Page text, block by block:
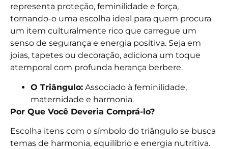
representa proteção, feminilidade e força,
tornando-o uma escolha ideal para quem procura
um item culturalmente rico que carregue um
senso de segurança e energia positiva. Seja em
joias, tapetes ou decoração, adiciona um toque
atemporal com profunda herança berbere.
O Triângulo: Associado à feminilidade,
maternidade e harmonia.
Por Que Você Deveria Comprá-lo?
Escolha itens com o símbolo do triângulo se busca
temas de harmonia, equilíbrio e energia nutritiva.